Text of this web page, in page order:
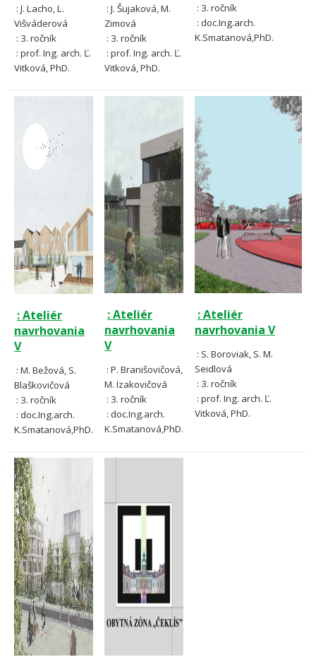
: J. Lacho, L.
Višváderová
: 3. ročník
: prof. Ing. arch. Ľ.
Vitková, PhD.
: J. Šujaková, M.
Zimová
: 3. ročník
: prof. Ing. arch. Ľ.
Vitková, PhD.
: 3. ročník
: doc.Ing.arch.
K.Smatanová,PhD.
: Ateliér
navrhovania
V
: M. Bežová, S.
Blaškovičová
: 3. ročník
: doc.Ing.arch.
K.Smatanová,PhD.
: Ateliér
navrhovania
V
: P. Branišovičová,
M. Izakovičová
: 3. ročník
: doc.Ing.arch.
K.Smatanová,PhD.
: Ateliér
navrhovania V
: S. Boroviak, S. M.
Seidlová
: 3. ročník
: prof. Ing. arch. Ľ.
Vitková, PhD.